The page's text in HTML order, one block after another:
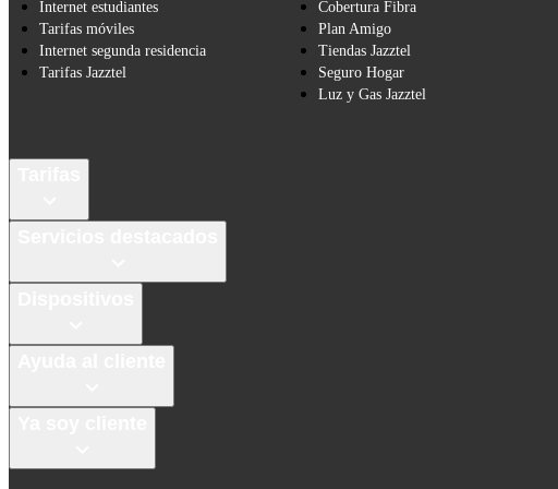
Internet estudiantes
Tarifas móviles
Internet segunda residencia
Tarifas Jazztel
Cobertura Fibra
Plan Amigo
Tiendas Jazztel
Seguro Hogar
Luz y Gas Jazztel